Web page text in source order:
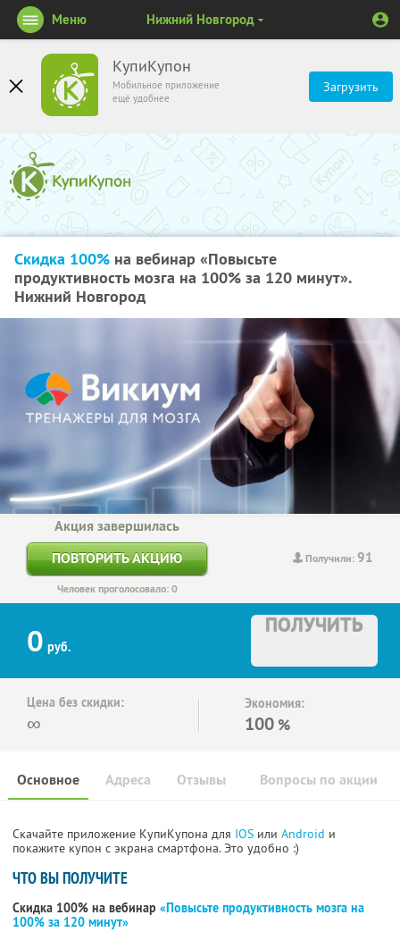
КупиКупон
Мобильное приложение
ещё удобнее
Загрузить
Меню Нижний Новгород
Скидка 100% на вебинар «Повысьте
продуктивность мозга на 100% за 120 минут».
Нижний Новгород
Получили:91
Акция завершилась
ПОВТОРИТЬ АКЦИЮ
Человек проголосовало: 0
0 руб.
ПОЛУЧИТЬ
Цена без скидки:
∞
Экономия:
100 %
Основное Отзывы Вопросы по акции
Адреса
Скачайте приложение КупиКупона для IOS или Android и
покажите купон с экрана смартфона. Это удобно :)
ЧТО ВЫ ПОЛУЧИТЕ
Скидка 100% на вебинар «Повысьте продуктивность мозга на
100% за 120 минут»